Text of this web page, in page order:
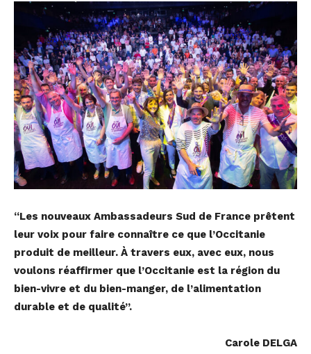
“Les nouveaux Ambassadeurs Sud de France prêtent
leur voix pour faire connaître ce que l’Occitanie
produit de meilleur. À travers eux, avec eux, nous
voulons réaffirmer que l’Occitanie est la région du
bien-vivre et du bien-manger, de l’alimentation
durable et de qualité”.
Carole DELGA